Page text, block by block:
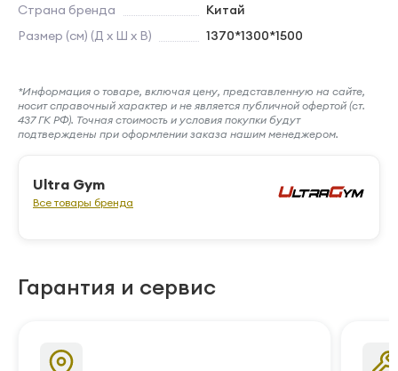
Страна бренда
Китай
Размер (см) (Д х Ш х В)
1370*1300*1500
*Информация о товаре, включая цену, представленную на сайте,
носит справочный характер и не является публичной офертой (ст.
437 ГК РФ). Точная стоимость и условия покупки будут
подтверждены при оформлении заказа нашим менеджером.
Ultra Gym
Все товары бренда
Гарантия и сервис